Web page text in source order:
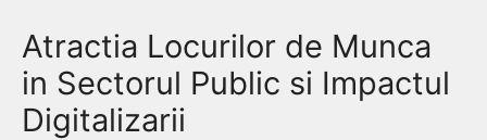
Atractia Locurilor de Munca
in Sectorul Public si Impactul
Digitalizarii